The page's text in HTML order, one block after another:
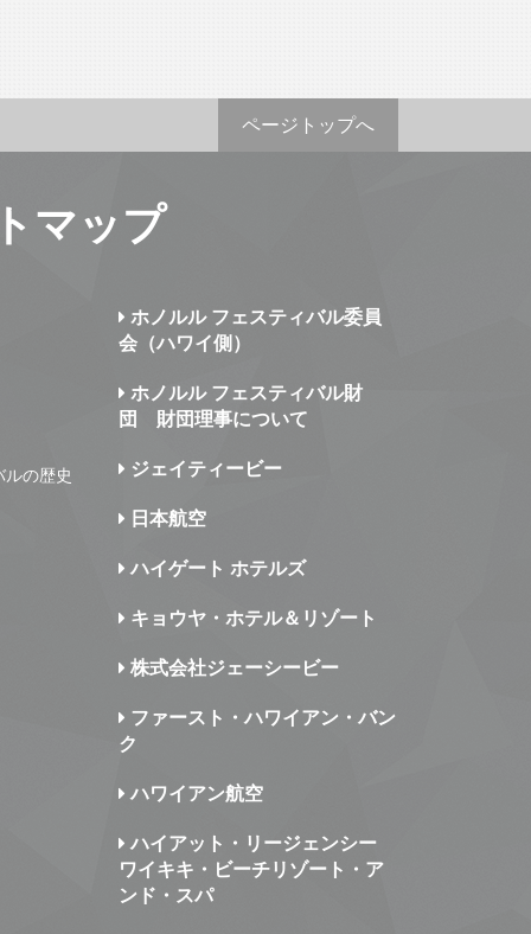
ページトップへ
マップ
ルの歴史
ホノルル フェスティバル委員
会（ハワイ側）
ホノルル フェスティバル財
団 財団理事について
ジェイティービー
日本航空
ハイゲート ホテルズ
キョウヤ・ホテル＆リゾート
株式会社ジェーシービー
ファースト・ハワイアン・バン
ク
ハワイアン航空
ハイアット・リージェンシー
ワイキキ・ビーチリゾート・ア
ンド・スパ